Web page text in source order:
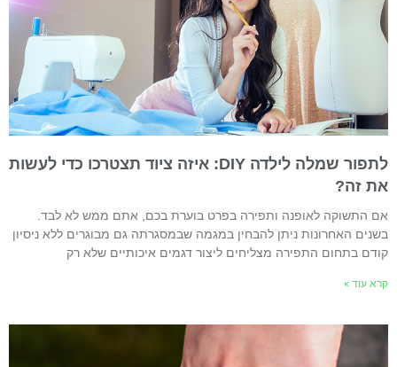
לתפור שמלה לילדה DIY: איזה ציוד תצטרכו כדי לעשות
זה?
התשוקה לאופנה ותפירה בפרט בוערת בכם, אתם ממש לא לבד.
האחרונות ניתן להבחין במגמה שבמסגרתה גם מבוגרים ללא ניסיון
בתחום התפירה מצליחים ליצור דגמים איכותיים שלא רק
עוד »